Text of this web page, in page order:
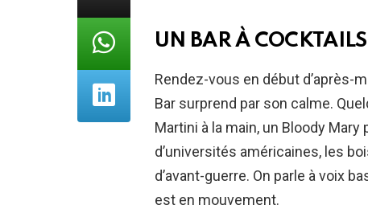
UN BAR À
Rendez-vous en début d’après-
Bar surprend par son calme.
Martini à la main, un Bloody
d’universités américaines, les
d’avant-guerre. On parle à voix
est en mouvement.